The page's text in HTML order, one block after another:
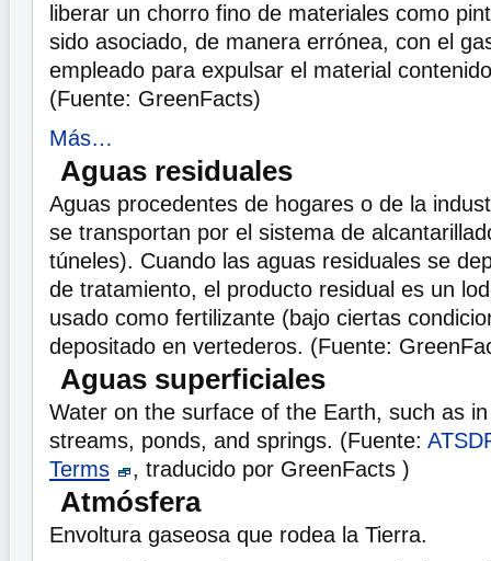
liberar un chorro fino de materiales como
sido asociado, de manera errónea, con el
empleado para expulsar el material
(Fuente: GreenFacts)
Más…
Aguas residuales
Aguas procedentes de hogares o de la
se transportan por el sistema de
túneles). Cuando las aguas residuales se
de tratamiento, el producto residual es un
usado como fertilizante (bajo ciertas
depositado en vertederos. (Fuente:
Aguas superficiales
Water on the surface of the Earth, such as
streams, ponds, and springs. (Fuente:
Terms
, traducido por GreenFacts )
Atmósfera
Envoltura gaseosa que rodea la Tierra.